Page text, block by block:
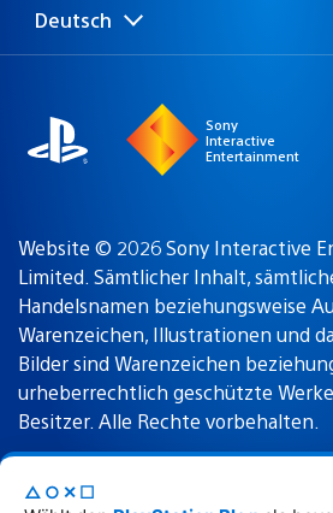
△○✕☐
Select
a
Aktuelle
Region:
Deutsch
Sony
Interactive
Entertainment
Website © 2026 Sony Interactive
Limited. Sämtlicher Inhalt,
Handelsnamen beziehungsweise
Warenzeichen, Illustrationen und
Bilder sind Warenzeichen
urheberrechtlich geschützte
Besitzer. Alle Rechte vorbehalten.